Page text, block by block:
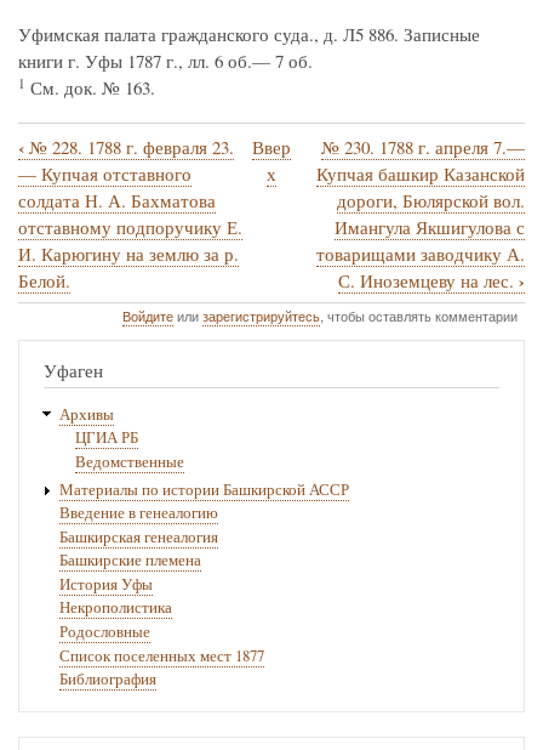
Уфимская палата гражданского суда., д. Л5 886. Записные
книги г. Уфы 1787 г., лл. 6 об.— 7 об.
1 См. док. № 163.
Перекрёстные
ссылки
книги
для
№
229.
1788
марта
24.
Купчая
надворного
советника
Прагера
‹ № 228. 1788 г. февраля 23.
— Купчая отставного
солдата Н. А. Бахматова
отставному подпоручику Е.
И. Карюгину на землю за р.
Белой.
Ввер
х
№ 230. 1788 г. апреля 7.—
Купчая башкир Казанской
дороги, Бюлярской вол.
Имангула Якшигулова с
товарищами заводчику А.
С. Иноземцеву на лес. ›
Войдитеилизарегистрируйтесь, чтобы оставлять комментарии
Уфаген
Архивы
ЦГИА РБ
Ведомственные
Материалы по истории Башкирской АССР
Введение в генеалогию
Башкирская генеалогия
Башкирские племена
История Уфы
Некрополистика
Родословные
Список поселенных мест 1877
Библиография